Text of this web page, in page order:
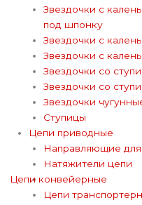
Звездочки с
под шпонку
Звездочки с
Звездочки с
Звездочки со
Звездочки со
Звездочки
Ступицы
Цепи приводные
Направляющие
Натяжители цепи
Цепи конвейерные
Цепи